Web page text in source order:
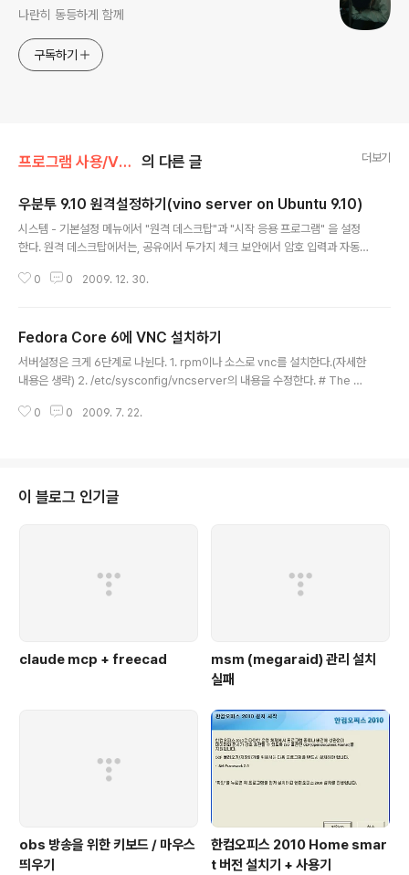
나란히 동등하게 함께
구독하기
프로그램 사용/VNC 의 다른 글 더보기
우분투 9.10 원격설정하기(vino server on Ubuntu 9.10)
시스템 - 기본설정 메뉴에서 "원격 데스크탑"과 "시작 응용 프로그램" 을 설정
한다. 원격 데스크탑에서는, 공유에서 두가지 체크 보안에서 암호 입력과 자동
으면 된다. 하지만, 위에까지만 해서는 자동으로 원격 데스크탑이 시작되지 않
0 0 2009. 12. 30.
Fedora Core 6에 VNC 설치하기
서버설정은 크게 6단계로 나뉜다. 1. rpm이나 소스로 vnc를 설치한다.(자세한
내용은 생략) 2. /etc/sysconfig/vncserver의 내용을 수정한다. # The VN
the lines below to start a VNC server on display :2 # as my 'myus
0 0 2009. 7. 22.
이 블로그 인기글
claude mcp + freecad
msm (megaraid) 관리 설치
실패
obs 방송을 위한 키보드 / 마우스
띄우기
한컴오피스 2010 Home smar
t 버전 설치기 + 사용기